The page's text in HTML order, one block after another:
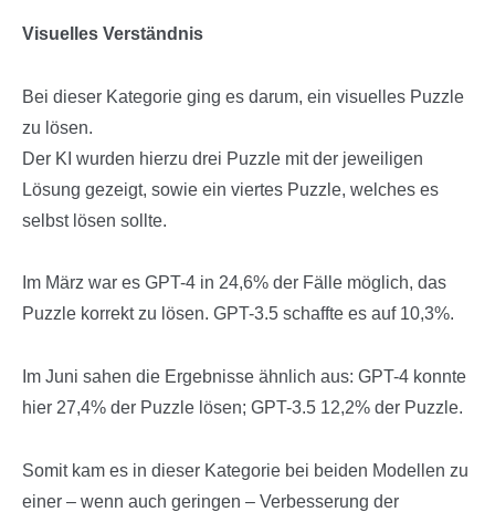
Visuelles Verständnis
Bei dieser Kategorie ging es darum, ein visuelles Puzzle
zu lösen.
Der KI wurden hierzu drei Puzzle mit der jeweiligen
Lösung gezeigt, sowie ein viertes Puzzle, welches es
selbst lösen sollte.
Im März war es GPT-4 in 24,6% der Fälle möglich, das
Puzzle korrekt zu lösen. GPT-3.5 schaffte es auf 10,3%.
Im Juni sahen die Ergebnisse ähnlich aus: GPT-4 konnte
hier 27,4% der Puzzle lösen; GPT-3.5 12,2% der Puzzle.
Somit kam es in dieser Kategorie bei beiden Modellen zu
einer – wenn auch geringen – Verbesserung der